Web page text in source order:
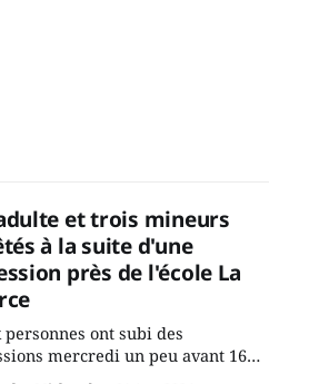
et trois mineurs
à la suite d'une
près de l'école La
personnes ont subi des
mercredi un peu avant 16h
de l'école primaire La